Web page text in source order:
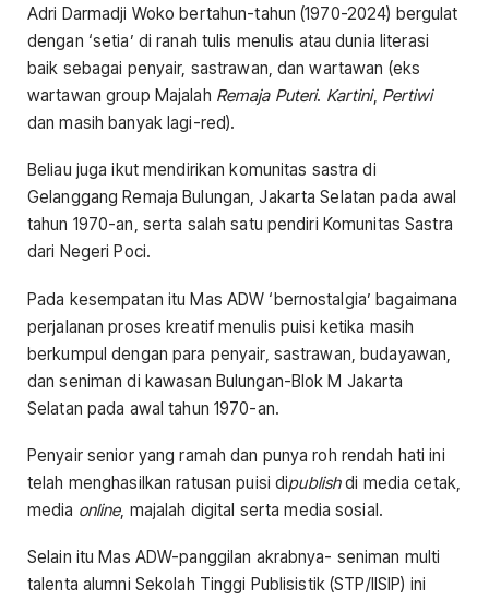
Adri Darmadji Woko bertahun-tahun (1970-2024) bergulat
dengan ‘setia’ di ranah tulis menulis atau dunia literasi
baik sebagai penyair, sastrawan, dan wartawan (eks
wartawan group Majalah Remaja Puteri. Kartini, Pertiwi
dan masih banyak lagi-red).
Beliau juga ikut mendirikan komunitas sastra di
Gelanggang Remaja Bulungan, Jakarta Selatan pada awal
tahun 1970-an, serta salah satu pendiri Komunitas Sastra
dari Negeri Poci.
Pada kesempatan itu Mas ADW ‘bernostalgia’ bagaimana
perjalanan proses kreatif menulis puisi ketika masih
berkumpul dengan para penyair, sastrawan, budayawan,
dan seniman di kawasan Bulungan-Blok M Jakarta
Selatan pada awal tahun 1970-an.
Penyair senior yang ramah dan punya roh rendah hati ini
telah menghasilkan ratusan puisi dipublishdi media cetak,
media online, majalah digital serta media sosial.
Selain itu Mas ADW-panggilan akrabnya- seniman multi
talenta alumni Sekolah Tinggi Publisistik (STP/IISIP) ini